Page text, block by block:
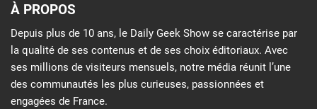
À PROPOS
Depuis plus de 10 ans, le Daily Geek Show se caractérise par
la qualité de ses contenus et de ses choix éditoriaux. Avec
ses millions de visiteurs mensuels, notre média réunit l’une
des communautés les plus curieuses, passionnées et
engagées de France.